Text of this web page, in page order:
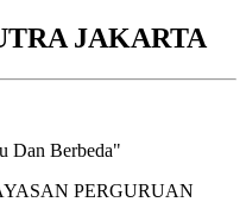
JAKARTA
Dan Berbeda"
PERGURUAN